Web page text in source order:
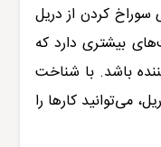
سوراخ کردن از دریل
بیشتری دارد که
باشد. با شناخت
می‌توانید کارها را